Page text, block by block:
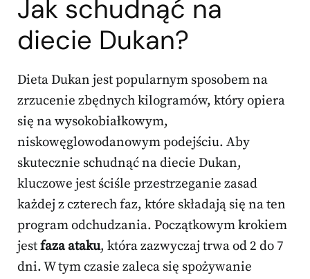
Jak schudnąć na
diecie Dukan?
Dieta Dukan jest popularnym sposobem na
zrzucenie zbędnych kilogramów, który opiera
się na wysokobiałkowym,
niskowęglowodanowym podejściu. Aby
skutecznie schudnąć na diecie Dukan,
kluczowe jest ściśle przestrzeganie zasad
każdej z czterech faz, które składają się na ten
program odchudzania. Początkowym krokiem
jestfaza ataku, która zazwyczaj trwa od 2 do 7
dni. W tym czasie zaleca się spożywanie